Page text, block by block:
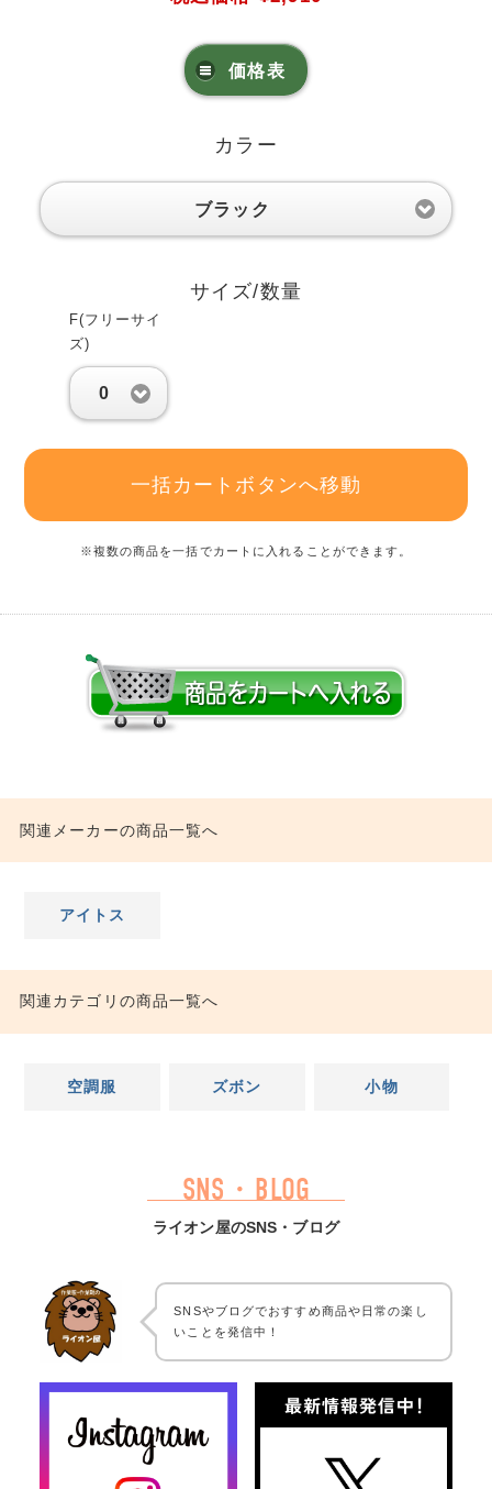
価格表
カラー
ブラック
サイズ/数量
F(フリーサイ
ズ)
0
一括カートボタンへ移動
※複数の商品を一括でカートに入れることができます。
関連メーカーの商品一覧へ
アイトス
関連カテゴリの商品一覧へ
空調服 ズボン 小物
SNS・BLOG
ライオン屋のSNS・ブログ
SNSやブログでおすすめ商品や日常の楽し
いことを発信中！